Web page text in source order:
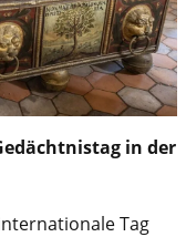
in der
Tag